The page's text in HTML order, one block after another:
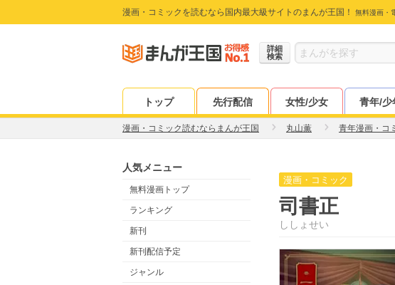
漫画・コミックを読むなら国内最大級サイトのまんが王国！ 無料漫画・
詳細
検索
トップ 先行配信 女性/少女 青年/少
漫画・コミック読むならまんが王国 丸山薫 青年漫画・コ
人気メニュー
無料漫画トップ
ランキング
新刊
新刊配信予定
ジャンル
漫画・コミック
司書正
ししょせい